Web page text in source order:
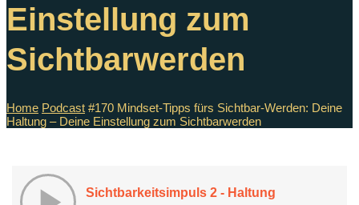
Einstellung zum
Sichtbarwerden
Home Podcast #170 Mindset-Tipps fürs Sichtbar-Werden: Deine
Haltung – Deine Einstellung zum Sichtbarwerden